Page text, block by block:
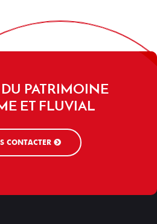
PATRIMOINE
ET FLUVIAL
CONTACTER